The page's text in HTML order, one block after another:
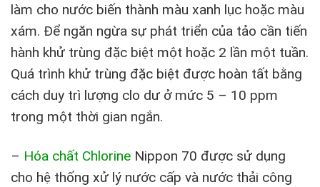
làm cho nước biến thành màu xanh lục hoặc màu
xám. Để ngăn ngừa sự phát triển của tảo cần tiến
hành khử trùng đặc biệt một hoặc 2 lần một tuần.
Quá trình khử trùng đặc biệt được hoàn tất bằng
cách duy trì lượng clo dư ở mức 5 – 10 ppm
trong một thời gian ngắn.
– Hóa chất Chlorine Nippon 70 được sử dụng
cho hệ thống xử lý nước cấp và nước thải công